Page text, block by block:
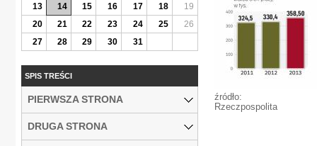
źródło:
Rzeczpospolita
13
14 15 16 17 18
19
20
21 22 23 24 25
26
27
28 29 30 31
SPIS TREŚCI
PIERWSZA STRONA
DRUGA STRONA